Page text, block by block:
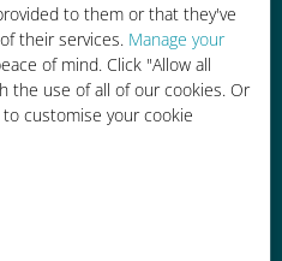
to them or that they've
their services. Manage your
of mind. Click "Allow all
the use of all of our cookies. Or
customise your cookie
追加購入
量がなくても、